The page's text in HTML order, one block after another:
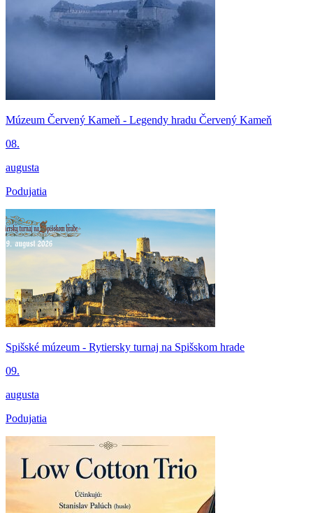
Múzeum Červený Kameň - Legendy hradu Červený Kameň
08.
augusta
Podujatia
Spišské múzeum - Rytiersky turnaj na Spišskom hrade
09.
augusta
Podujatia